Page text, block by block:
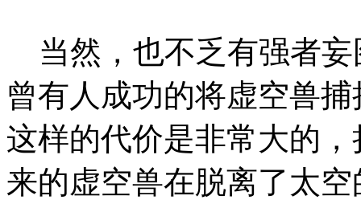
当然，也不乏有强者妄
曾有人成功的将虚空兽
这样的代价是非常大的
来的虚空兽在脱离了太